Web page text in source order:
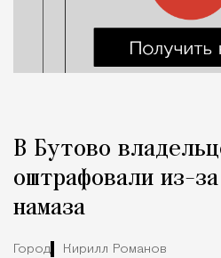
В Бутово
оштрафовали из-
намаза
Город Кирилл Романов